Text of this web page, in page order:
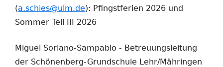
(a.schies@ulm.de): Pfingstferien 2026 und
Sommer Teil III 2026
Miguel Soriano-Sampablo - Betreuungsleitung
der Schönenberg-Grundschule Lehr/Mähringen